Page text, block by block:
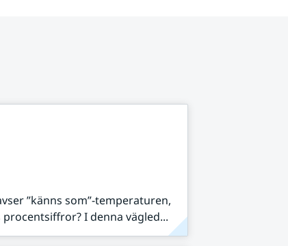
”känns som”-temperaturen,
I denna vägled...